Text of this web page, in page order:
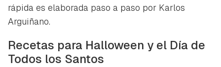
rápida es elaborada paso a paso por Karlos
Arguiñano.
Recetas para Halloween y el Día de
Todos los Santos